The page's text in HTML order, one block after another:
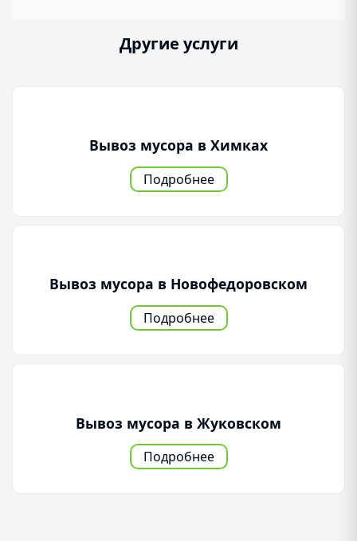
Другие услуги
Вывоз мусора в Химках
Подробнее
Вывоз мусора в Новофедоровском
Подробнее
Вывоз мусора в Жуковском
Подробнее